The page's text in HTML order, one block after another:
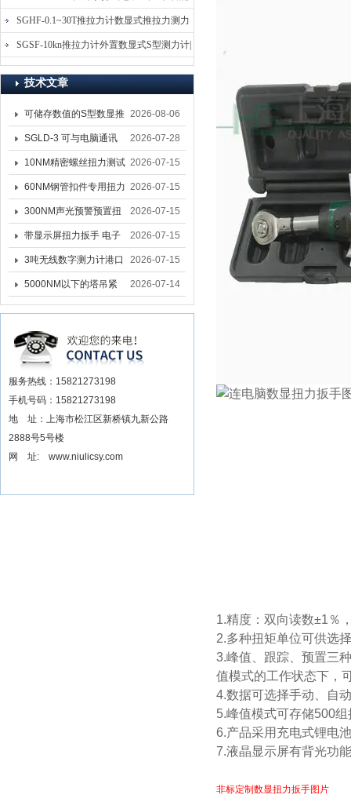
电子式压力测力计
SGHF-0.1~30T推拉力计数显式推拉力测力
计-数字拉压力双向测力仪
SGSF-10kn推拉力计外置数显式S型测力计|
手持连线式拉压力计
技术文章
可储存数值的S型数显推
拉力计 SGSF-100外置
式测力计
2026-08-06
SGLD-3 可与电脑通讯
的无线测力计 0.03-3T化
工行业用遥控式推拉力
计
2026-07-28
10NM精密螺丝扭力测试
专用扭矩扳手,产线质检
螺丝扭力专用扳手厂家
2026-07-15
60NM钢管扣件专用扭力
扳手 脚手架扭力检测扳
手 工地扣件扭矩扳手品
牌
2026-07-15
300NM声光预警预置扭
力扳手 工业紧固专用数
显扭力工具厂家
2026-07-15
带显示屏扭力扳手 电子
数显扭力扳手 20NM精
准可调力矩扳手品牌
2026-07-15
3吨无线数字测力计港口
吊装专用
2026-07-15
5000NM以下的塔吊紧
固大扭力电动扳手 塔机
安装电动扳手厂家
2026-07-14
服务热线：15821273198
手机号码：15821273198
地 址：上海市松江区新桥镇九新公路
2888号5号楼
网 址: www.niulicsy.com
1.精度：双向读数±1％
2.多种扭矩单位可供选
3.峰值、跟踪、预置三
值模式的工作状态下，
4.数据可选择手动、自
5.峰值模式可存储500
6.产品采用充电式锂电
7.液晶显示屏有背光功
非标定制数显扭力扳手图片